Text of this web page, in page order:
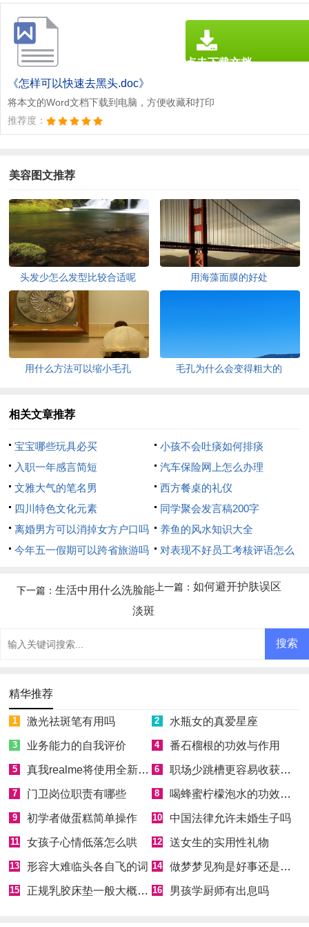
《怎样可以快速去黑头.doc》
将本文的Word文档下载到电脑，方便收藏和打印
推荐度：
点击下载文档
美容图文推荐
头发少怎么发型比较合适呢 用海藻面膜的好处
用什么方法可以缩小毛孔 毛孔为什么会变得粗大的
相关文章推荐
宝宝哪些玩具必买
小孩不会吐痰如何排痰
入职一年感言简短
汽车保险网上怎么办理
文雅大气的笔名男
西方餐桌的礼仪
四川特色文化元素
同学聚会发言稿200字
离婚男方可以消掉女方户口吗
养鱼的风水知识大全
今年五一假期可以跨省旅游吗
对表现不好员工考核评语怎么
上一篇： 如何避开护肤误区
下一篇： 生活中用什么洗脸能
淡斑
精华推荐
1 激光祛斑笔有用吗 2 水瓶女的真爱星座
3 业务能力的自我评价 4 番石榴根的功效与作用
5 真我realme将使用全新Logo 6 职场少跳槽更容易收获成功
7 门卫岗位职责有哪些 8 喝蜂蜜柠檬泡水的功效和好处
9 初学者做蛋糕简单操作 10 中国法律允许未婚生子吗
11 女孩子心情低落怎么哄 12 送女生的实用性礼物
13 形容大难临头各自飞的词 14 做梦梦见狗是好事还是坏事
15 正规乳胶床垫一般大概多少钱 16 男孩学厨师有出息吗